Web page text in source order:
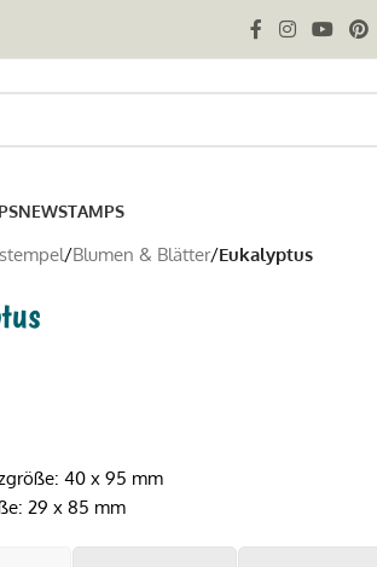
NEWSTAMPS
/Blumen & Blätter/Eukalyptus
40 x 95 mm
29 x 85 mm